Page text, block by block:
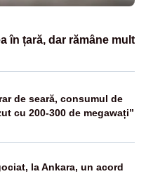
în țară, dar rămâne mult
de seară, consumul de
cu 200-300 de megawați”
la Ankara, un acord